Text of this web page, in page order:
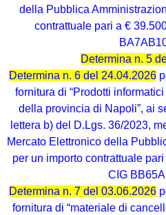
della Pubblica
contrattuale pari a €
Determina n. 5
Determina n. 6 del 24.04.2026
fornitura di “Prodotti
della provincia di Napoli”, ai
lettera b) del D.Lgs. 36/2023,
Mercato Elettronico della
per un importo contrattuale
CIG
Determina n. 7 del 03.06.2026
fornitura di “materiale di